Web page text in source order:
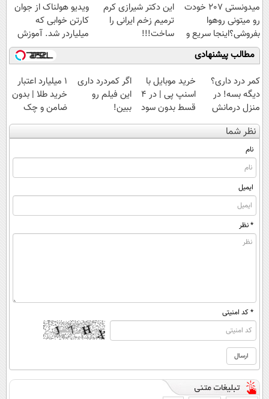
میدونستی 207 خودت
رو میتونی روهوا
بفروشی؟اینجا سریع و
راحت بفروش
این دکتر شیرازی کرم
ترمیم زخم ایرانی را
ساخت!!!
ویدیو هولناک از جوان
کارتن خوابی که
میلیاردر شد. آموزش
رایگان
مطالب پیشنهادی
کمر درد داری؟
دیگه بسه! در
منزل درمانش
کن
(◀پرسش‌نامه)
خرید موبایل با
اسنپ پی | در ۴
قسط بدون سود
و کارمزد!
اگر کمردرد داری
این فیلم رو
ببین!
◗پرسش‌نامه رو
۱ میلیارد اعتبار
خرید طلا | بدون
ضامن و چک
نظر شما
نام
ایمیل
* نظر
* کد امنیتی